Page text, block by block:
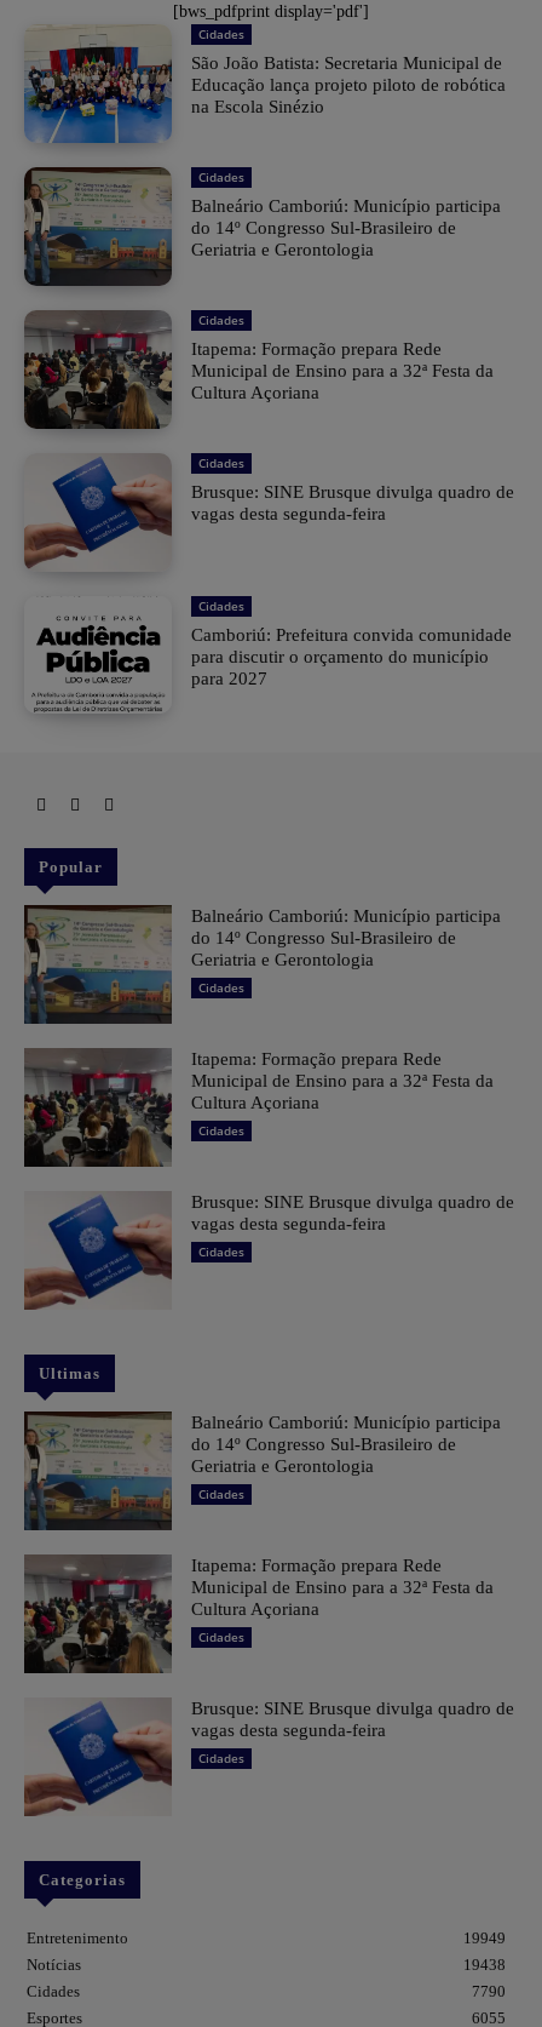
[bws_pdfprint display='pdf']
Cidades
São João Batista: Secretaria Municipal de
Educação lança projeto piloto de robótica
na Escola Sinézio
Cidades
Balneário Camboriú: Município participa
do 14º Congresso Sul-Brasileiro de
Geriatria e Gerontologia
Cidades
Itapema: Formação prepara Rede
Municipal de Ensino para a 32ª Festa da
Cultura Açoriana
Cidades
Brusque: SINE Brusque divulga quadro de
vagas desta segunda-feira
Cidades
Camboriú: Prefeitura convida comunidade
para discutir o orçamento do município
para 2027
Popular
Balneário Camboriú: Município participa
do 14º Congresso Sul-Brasileiro de
Geriatria e Gerontologia
Cidades
Itapema: Formação prepara Rede
Municipal de Ensino para a 32ª Festa da
Cultura Açoriana
Cidades
Brusque: SINE Brusque divulga quadro de
vagas desta segunda-feira
Cidades
Ultimas
Balneário Camboriú: Município participa
do 14º Congresso Sul-Brasileiro de
Geriatria e Gerontologia
Cidades
Itapema: Formação prepara Rede
Municipal de Ensino para a 32ª Festa da
Cultura Açoriana
Cidades
Brusque: SINE Brusque divulga quadro de
vagas desta segunda-feira
Cidades
Categorias
Entretenimento
19949
Notícias
19438
Cidades
7790
Esportes
6055